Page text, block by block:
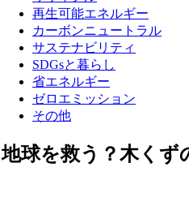
再生可能エネルギー
カーボンニュートラル
サステナビリティ
SDGsと暮らし
省エネルギー
ゼロエミッション
その他
地球を救う？木くず